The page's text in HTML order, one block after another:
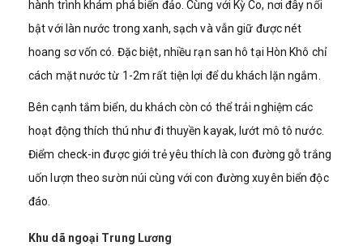
hành trình khám phá biển đảo. Cùng với Kỳ Co, nơi đây nổi
bật với làn nước trong xanh, sạch và vẫn giữ được nét
hoang sơ vốn có. Đặc biệt, nhiều rạn san hô tại Hòn Khô chỉ
cách mặt nước từ 1-2m rất tiện lợi để du khách lặn ngắm.
Bên cạnh tắm biển, du khách còn có thể trải nghiệm các
hoạt động thích thú như đi thuyền kayak, lướt mô tô nước.
Điểm check-in được giới trẻ yêu thích là con đường gỗ trắng
uốn lượn theo sườn núi cùng với con đường xuyên biển độc
đáo.
Khu dã ngoại Trung Lương